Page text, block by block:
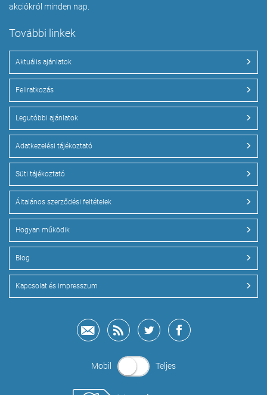
akciókról minden nap.
További linkek
Aktuális ajánlatok
Feliratkozás
Legutóbbi ajánlatok
Adatkezelési tájékoztató
Süti tájékoztató
Általános szerződési feltételek
Hogyan működik
Blog
Kapcsolat és impresszum
Mobil Teljes